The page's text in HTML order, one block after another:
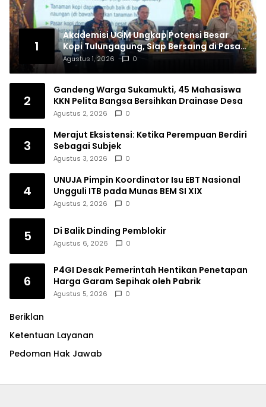
1
Akademisi UGM Ungkap Potensi Besar
Kopi Tulungagung, Siap Bersaing di Pasar
Nasional hingga Dunia
Agustus 1, 2026 0
2
Gandeng Warga Sukamukti, 45 Mahasiswa
KKN Pelita Bangsa Bersihkan Drainase Desa
Agustus 2, 2026 0
3
Merajut Eksistensi: Ketika Perempuan Berdiri
Sebagai Subjek
Agustus 3, 2026 0
4
UNUJA Pimpin Koordinator Isu EBT Nasional
Ungguli ITB pada Munas BEM SI XIX
Agustus 2, 2026 0
5 Di Balik Dinding Pemblokir
Agustus 6, 2026 0
6
P4GI Desak Pemerintah Hentikan Penetapan
Harga Garam Sepihak oleh Pabrik
Agustus 5, 2026 0
Beriklan
Ketentuan Layanan
Pedoman Hak Jawab